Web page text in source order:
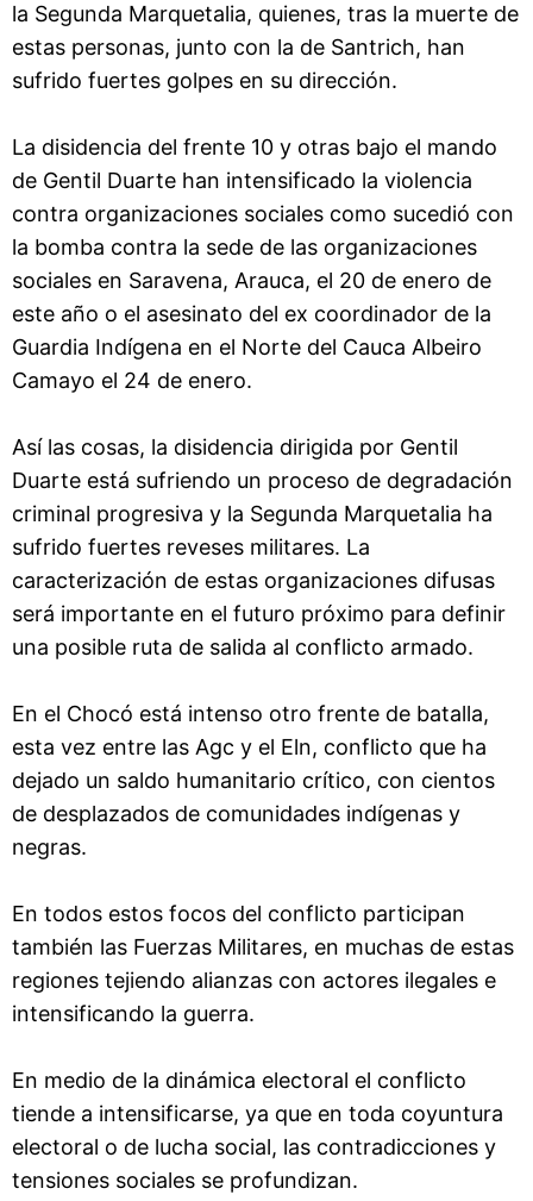
la Segunda Marquetalia, quienes, tras la muerte de
estas personas, junto con la de Santrich, han
sufrido fuertes golpes en su dirección.
La disidencia del frente 10 y otras bajo el mando
de Gentil Duarte han intensificado la violencia
contra organizaciones sociales como sucedió con
la bomba contra la sede de las organizaciones
sociales en Saravena, Arauca, el 20 de enero de
este año o el asesinato del ex coordinador de la
Guardia Indígena en el Norte del Cauca Albeiro
Camayo el 24 de enero.
Así las cosas, la disidencia dirigida por Gentil
Duarte está sufriendo un proceso de degradación
criminal progresiva y la Segunda Marquetalia ha
sufrido fuertes reveses militares. La
caracterización de estas organizaciones difusas
será importante en el futuro próximo para definir
una posible ruta de salida al conflicto armado.
En el Chocó está intenso otro frente de batalla,
esta vez entre las Agc y el Eln, conflicto que ha
dejado un saldo humanitario crítico, con cientos
de desplazados de comunidades indígenas y
negras.
En todos estos focos del conflicto participan
también las Fuerzas Militares, en muchas de estas
regiones tejiendo alianzas con actores ilegales e
intensificando la guerra.
En medio de la dinámica electoral el conflicto
tiende a intensificarse, ya que en toda coyuntura
electoral o de lucha social, las contradicciones y
tensiones sociales se profundizan.